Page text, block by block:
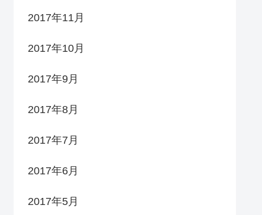
2017年11月
2017年10月
2017年9月
2017年8月
2017年7月
2017年6月
2017年5月